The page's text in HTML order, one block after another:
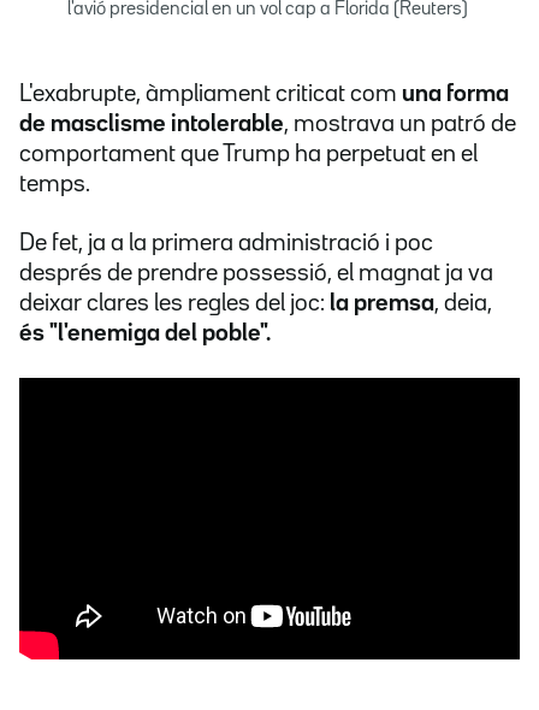
l'avió presidencial en un vol cap a Florida (Reuters)
L'exabrupte, àmpliament criticat com una forma
de masclisme intolerable, mostrava un patró de
comportament que Trump ha perpetuat en el
temps.
De fet, ja a la primera administració i poc
després de prendre possessió, el magnat ja va
deixar clares les regles del joc: la premsa, deia,
és "l'enemiga del poble".